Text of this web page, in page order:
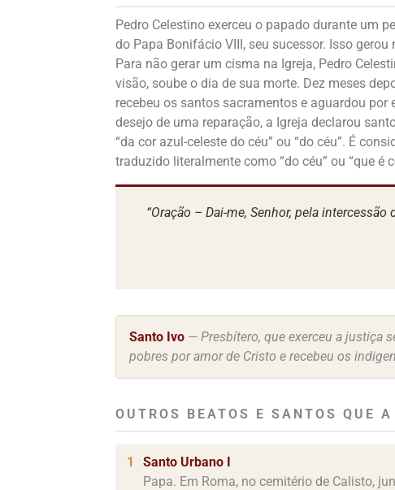
Pedro Celestino exerceu o papado durante um
do Papa Bonifácio VIII, seu sucessor. Isso
Para não gerar um cisma na Igreja, Pedro
visão, soube o dia de sua morte. Dez meses
recebeu os santos sacramentos e aguardou
desejo de uma reparação, a Igreja declarou
“da cor azul-celeste do céu” ou “do céu”. É
traduzido literalmente como “do céu” ou “que é
“Oração – Dai-me, Senhor, pela
Santo Ivo — Presbítero, que exerceu a justiça
pobres por amor de Cristo e recebeu os
OUTROS BEATOS E SANTOS QUE
1
Santo Urbano I
Papa. Em Roma, no cemitério de Calisto,